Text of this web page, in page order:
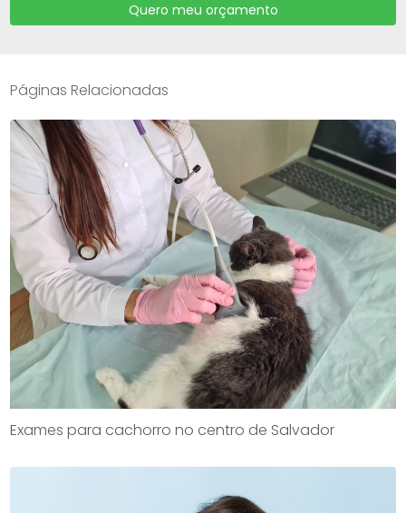
Quero meu orçamento
Páginas Relacionadas
Exames para cachorro no centro de Salvador